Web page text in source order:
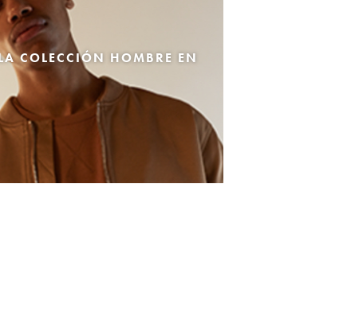
COLECCIÓN HOMBRE EN